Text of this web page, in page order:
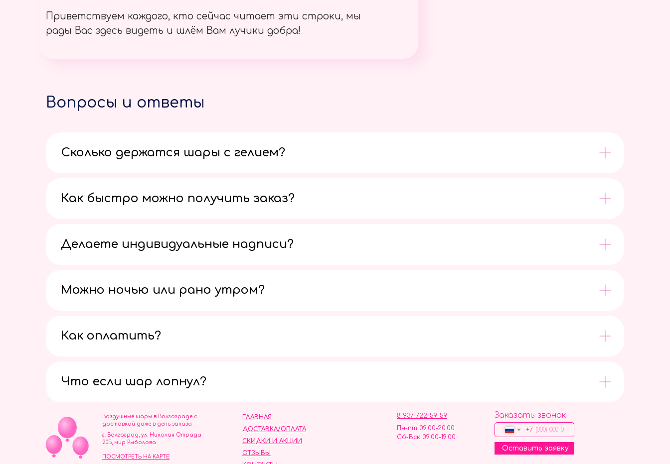
Приветствуем каждого, кто сейчас читает эти строки, мы
рады Вас здесь видеть и шлём Вам лучики добра!
Вопросы и ответы
Сколько держатся шары с гелием?
Как быстро можно получить заказ?
Делаете индивидуальные надписи?
Можно ночью или рано утром?
Как оплатить?
Что если шар лопнул?
ОТЗЫВЫ
ГЛАВНАЯ
ДОСТАВКА/ОПЛАТА
СКИДКИ И АКЦИИ
8-937-722-59-59
Пн-пт 09:00-20:00
Сб-Вск 09:00-19:00
Воздушные шары в Волгограде с
доставкой даже в день заказа
Заказать звонок
+7
Оставить заявку
г. Волгоград, ул. Николая Отрады
20Б, мир Рыболова
ПОСМОТРЕТЬ НА КАРТЕ